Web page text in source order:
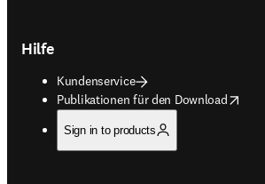
Hilfe
Kundenservice
Publikationen für den Download
opens in new tab/window
Sign in to products